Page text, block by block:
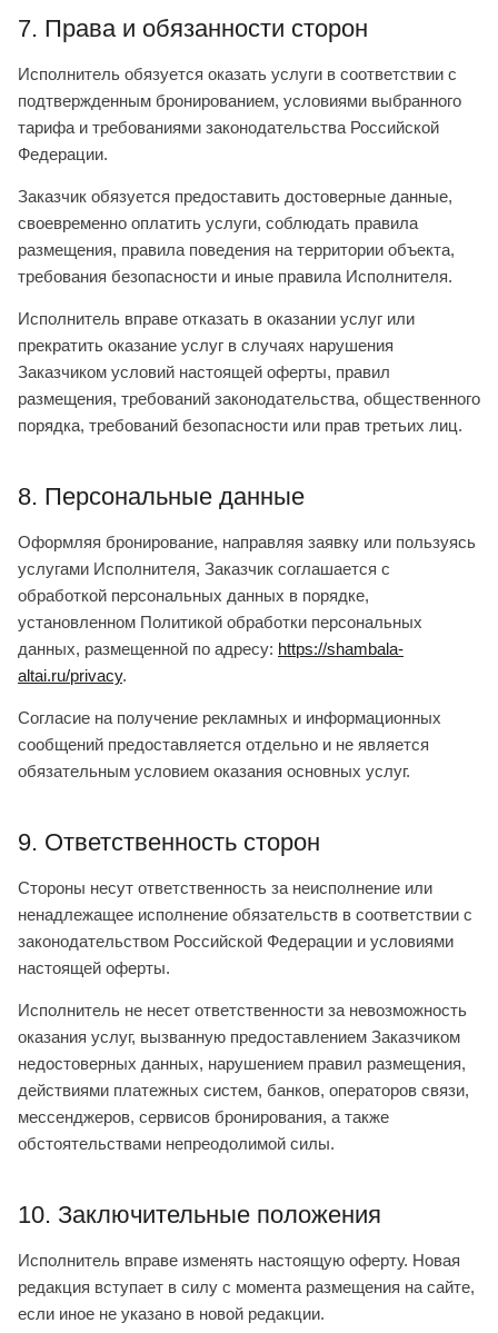
7. Права и обязанности сторон
Исполнитель обязуется оказать услуги в соответствии с
подтвержденным бронированием, условиями выбранного
тарифа и требованиями законодательства Российской
Федерации.
Заказчик обязуется предоставить достоверные данные,
своевременно оплатить услуги, соблюдать правила
размещения, правила поведения на территории объекта,
требования безопасности и иные правила Исполнителя.
Исполнитель вправе отказать в оказании услуг или
прекратить оказание услуг в случаях нарушения
Заказчиком условий настоящей оферты, правил
размещения, требований законодательства, общественного
порядка, требований безопасности или прав третьих лиц.
8. Персональные данные
Оформляя бронирование, направляя заявку или пользуясь
услугами Исполнителя, Заказчик соглашается с
обработкой персональных данных в порядке,
установленном Политикой обработки персональных
данных, размещенной по адресу: https://shambala-
altai.ru/privacy.
Согласие на получение рекламных и информационных
сообщений предоставляется отдельно и не является
обязательным условием оказания основных услуг.
9. Ответственность сторон
Стороны несут ответственность за неисполнение или
ненадлежащее исполнение обязательств в соответствии с
законодательством Российской Федерации и условиями
настоящей оферты.
Исполнитель не несет ответственности за невозможность
оказания услуг, вызванную предоставлением Заказчиком
недостоверных данных, нарушением правил размещения,
действиями платежных систем, банков, операторов связи,
мессенджеров, сервисов бронирования, а также
обстоятельствами непреодолимой силы.
10. Заключительные положения
Исполнитель вправе изменять настоящую оферту. Новая
редакция вступает в силу с момента размещения на сайте,
если иное не указано в новой редакции.